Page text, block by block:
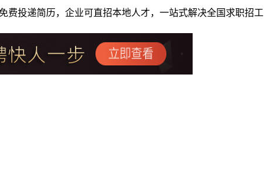
费投递简历，企业可直招本地人才，一站式解决全国求职招工